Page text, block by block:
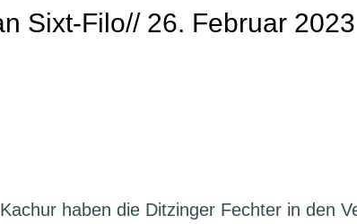
Sixt-Filo// 26. Februar 2023
haben die Ditzinger Fechter in den